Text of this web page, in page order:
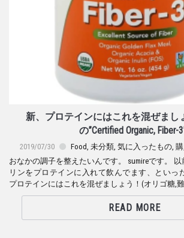
新、プロテインにはこれを混ぜまし
の”Certified Organic, Fiber-
2019/07/30 Food 未分類, 気に入ったもの,
おなかの調子を整えたいんです。 sumireです。
リンをプロテインに入れて飲んでます、といっ
プロテインにはこれを混ぜましょう！(オリゴ糖,
READ MORE